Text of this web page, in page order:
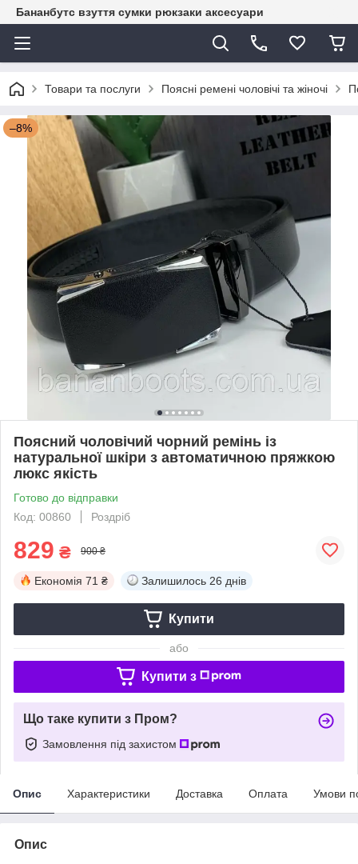
Бананбутс взуття сумки рюкзаки аксесуари
Товари та послуги Поясні ремені чоловічі та жіночі
–8%
Поясний чоловічий чорний ремінь із
натуральної шкіри з автоматичною пряжкою
люкс якість
Готово до відправки
Код: 00860
Роздріб
829 ₴ 900 ₴
Економія 71 ₴ Залишилось 26 днів
Купити
або
Купити з
Що таке купити з Пром?
Замовлення під захистом
Опис Характеристики Доставка Оплата Умови
Опис